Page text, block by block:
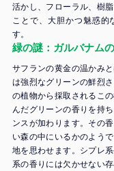
活かし、フローラル、樹
ことで、大胆かつ魅惑的
す。
緑の謎：ガルバナム
サフランの黄金の温かみ
は強烈なグリーンの鮮烈
の植物から採取されるこ
んだグリーンの香りを持
ンスが加わります。その
い森の中にいるかのよう
地を思わせます。シプレ
系の香りには欠かせない